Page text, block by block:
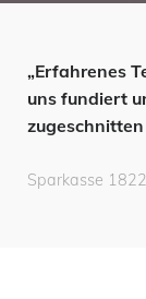
„Erfahrenes
uns fundiert
Sparkasse